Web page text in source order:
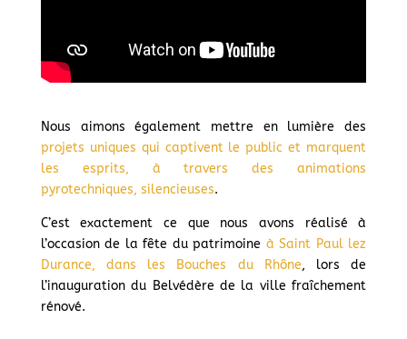
Nous aimons également mettre en lumière des
projets uniques qui captivent le public et marquent
les esprits, à travers des animations
pyrotechniques, silencieuses.
C’est exactement ce que nous avons réalisé à
l’occasion de la fête du patrimoine à Saint Paul lez
Durance, dans les Bouches du Rhône, lors de
l’inauguration du Belvédère de la ville fraîchement
rénové.